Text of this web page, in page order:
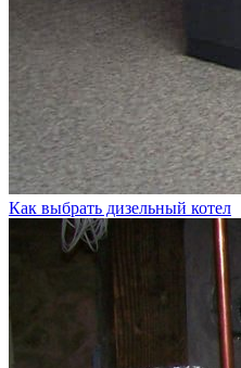
Как выбрать дизельный котел